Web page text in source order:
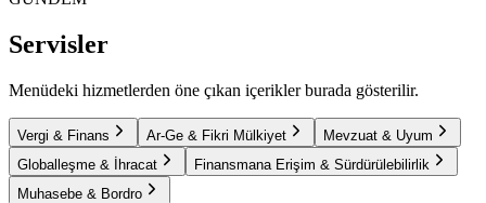
Servisler
Menüdeki hizmetlerden öne çıkan içerikler burada gösterilir.
Vergi & Finans Ar-Ge & Fikri Mülkiyet
Mevzuat & Uyum
Globalleşme & İhracat
Finansmana Erişim & Sürdürülebilirlik
Muhasebe & Bordro